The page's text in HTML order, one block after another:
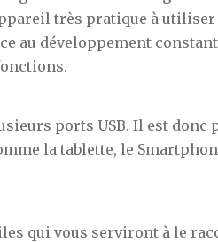
très pratique à
au développement
ports USB. Il est donc
la tablette, le
qui vous serviront à le